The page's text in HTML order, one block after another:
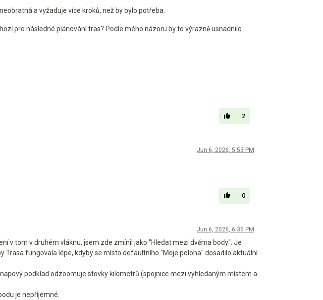
a vyžaduje více kroků, než by bylo potřeba.
pro následné plánování tras? Podle mého názoru by to výrazně usnadnilo
2
Jun 6, 2026, 5:53 PM
0
Jun 6, 2026, 6:36 PM
v tom v druhém vláknu, jsem zde zmínil jako "Hledat mezi dvěma body". Je
Trasa fungovala lépe, kdyby se místo defaultního "Moje poloha" dosadilo aktuální
podklad odzoomuje stovky kilometrů (spojnice mezi vyhledaným místem a
je nepříjemné.